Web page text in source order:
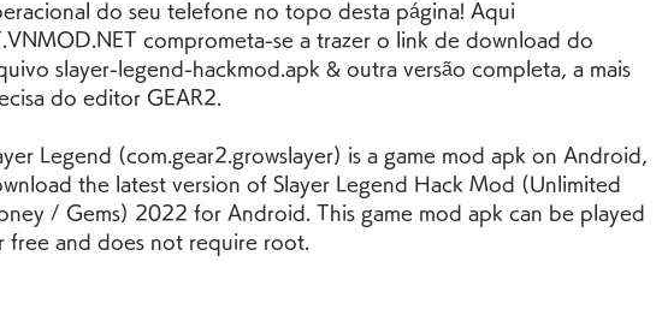
do seu telefone no topo desta página! Aqui
comprometa-se a trazer o link de download do
slayer-legend-hackmod.apk & outra versão completa, a mais
do editor GEAR2.
Legend (com.gear2.growslayer) is a game mod apk on Android,
the latest version of Slayer Legend Hack Mod (Unlimited
/ Gems) 2022 for Android. This game mod apk can be played
free and does not require root.